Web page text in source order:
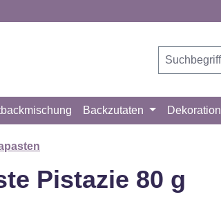
Backzutaten Dekoration
Pistazie 80 g